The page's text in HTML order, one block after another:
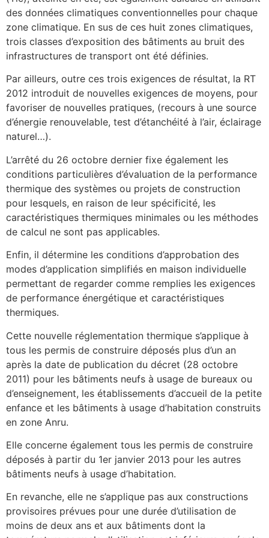
des données climatiques conventionnelles pour chaque
zone climatique. En sus de ces huit zones climatiques,
trois classes d’exposition des bâtiments au bruit des
infrastructures de transport ont été définies.
Par ailleurs, outre ces trois exigences de résultat, la RT
2012 introduit de nouvelles exigences de moyens, pour
favoriser de nouvelles pratiques, (recours à une source
d’énergie renouvelable, test d’étanchéité à l’air, éclairage
naturel…).
L’arrêté du 26 octobre dernier fixe également les
conditions particulières d’évaluation de la performance
thermique des systèmes ou projets de construction
pour lesquels, en raison de leur spécificité, les
caractéristiques thermiques minimales ou les méthodes
de calcul ne sont pas applicables.
Enfin, il détermine les conditions d’approbation des
modes d’application simplifiés en maison individuelle
permettant de regarder comme remplies les exigences
de performance énergétique et caractéristiques
thermiques.
Cette nouvelle réglementation thermique s’applique à
tous les permis de construire déposés plus d’un an
après la date de publication du décret (28 octobre
2011) pour les bâtiments neufs à usage de bureaux ou
d’enseignement, les établissements d’accueil de la petite
enfance et les bâtiments à usage d’habitation construits
en zone Anru.
Elle concerne également tous les permis de construire
déposés à partir du 1er janvier 2013 pour les autres
bâtiments neufs à usage d’habitation.
En revanche, elle ne s’applique pas aux constructions
provisoires prévues pour une durée d’utilisation de
moins de deux ans et aux bâtiments dont la